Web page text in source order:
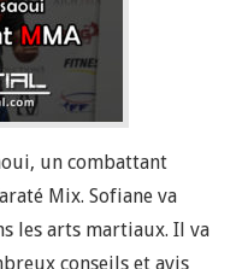
un combattant
Mix. Sofiane va
les arts martiaux. Il va
conseils et avis